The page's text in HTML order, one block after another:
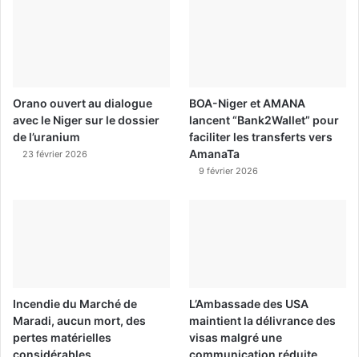
Orano ouvert au dialogue
avec le Niger sur le dossier
de l’uranium
23 février 2026
BOA-Niger et AMANA
lancent “Bank2Wallet” pour
faciliter les transferts vers
AmanaTa
9 février 2026
Incendie du Marché de
Maradi, aucun mort, des
pertes matérielles
L’Ambassade des USA
maintient la délivrance des
visas malgré une